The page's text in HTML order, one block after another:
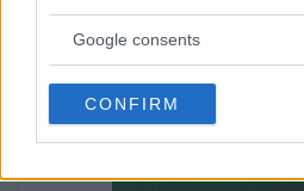
not limited to your visit or usage
use your data for below specified
consent section.
Google consents
CONFIRM